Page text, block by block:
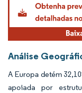
Análise
A Europa detém
apoiada por